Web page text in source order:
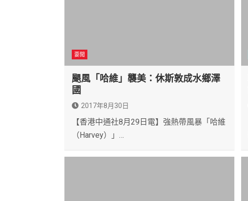
要聞
颶風「哈維」襲美：休斯敦成水鄉澤
國
2017年8月30日
【香港中通社8月29日電】強熱帶風暴「哈維
（Harvey）」…